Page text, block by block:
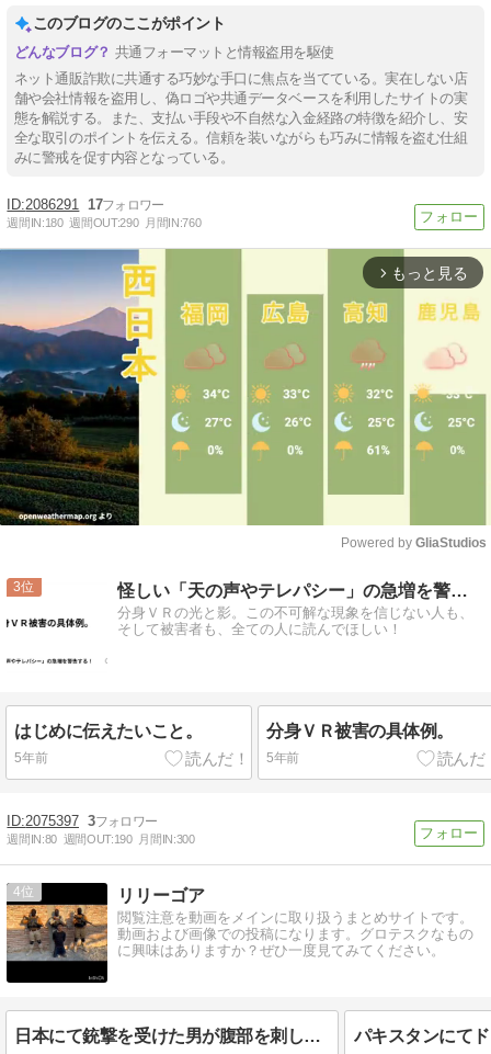
このブログのここがポイント
共通フォーマットと情報盗用を駆使
ネット通販詐欺に共通する巧妙な手口に焦点を当てている。実在しない店
舗や会社情報を盗用し、偽ロゴや共通データベースを利用したサイトの実
態を解説する。また、支払い手段や不自然な入金経路の特徴を紹介し、安
全な取引のポイントを伝える。信頼を装いながらも巧みに情報を盗む仕組
みに警戒を促す内容となっている。
2086291 17
週間IN:180 週間OUT:290 月間IN:760
arrow_forward_ios もっと見る
Mute
Powered by GliaStudios
3 怪しい「天の声やテレパシー」の急増を警告する！
分身ＶＲの光と影。この不可解な現象を信じない人も、
そして被害者も、全ての人に読んでほしい！
はじめに伝えたいこと。
5年前
分身ＶＲ被害の具体例。
5年前
2075397 3
週間IN:80 週間OUT:190 月間IN:300
4 リリーゴア
閲覧注意を動画をメインに取り扱うまとめサイトです。
動画および画像での投稿になります。グロテスクなもの
に興味はありますか？ぜひ一度見てみてください。
日本にて銃撃を受けた男が腹部を刺し、死亡